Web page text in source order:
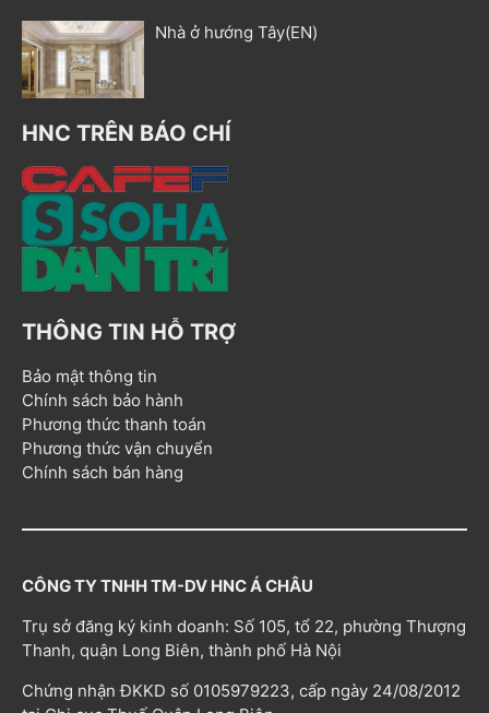
Nhà ở hướng Tây(EN)
HNC TRÊN BÁO CHÍ
THÔNG TIN HỖ TRỢ
Bảo mật thông tin
Chính sách bảo hành
Phương thức thanh toán
Phương thức vận chuyển
Chính sách bán hàng
CÔNG TY TNHH TM-DV HNC Á CHÂU
Trụ sở đăng ký kinh doanh: Số 105, tổ 22, phường Thượng
Thanh, quận Long Biên, thành phố Hà Nội
Chứng nhận ĐKKD số 0105979223, cấp ngày 24/08/2012